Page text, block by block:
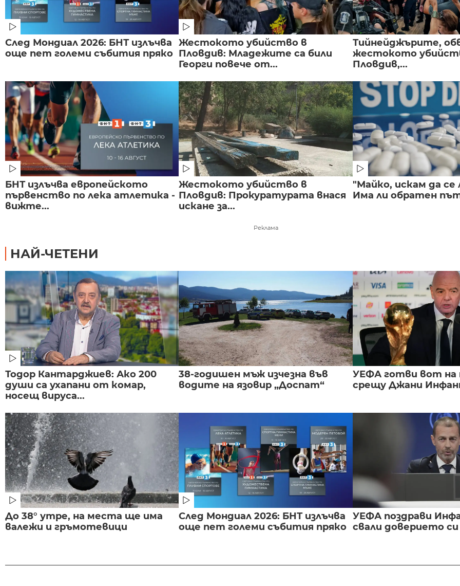
След Мондиал 2026: БНТ излъчва
още пет големи събития пряко
Жестокото убийство в
Пловдив: Младежите са били
Георги повече от...
Тийнейджърите,
жестокото
Пловдив,...
БНТ излъчва европейското
първенство по лека атлетика -
вижте...
Жестокото убийство в
Пловдив: Прокуратурата внася
искане за...
"Майко, искам да се
Има ли обратен
Реклама
НАЙ-ЧЕТЕНИ
Тодор Кантарджиев: Ако 200
души са ухапани от комар,
носещ вируса...
38-годишен мъж изчезна във
водите на язовир „Доспат“
УЕФА готви вот на
срещу Джани
До 38° утре, на места ще има
валежи и гръмотевици
След Мондиал 2026: БНТ излъчва
още пет големи събития пряко
УЕФА поздрави
свали доверието